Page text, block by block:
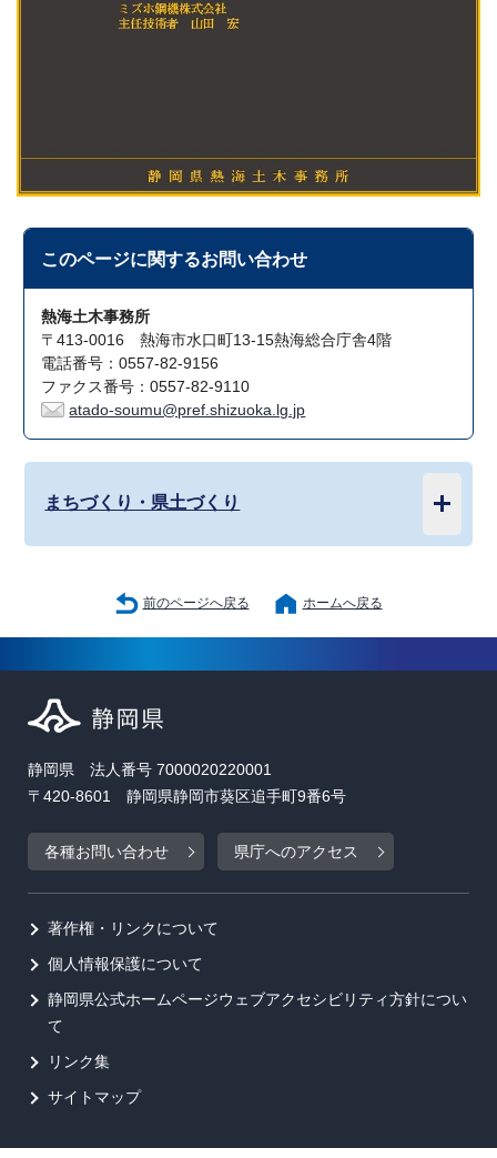
このページに関するお問い合わせ
熱海土木事務所
〒413-0016 熱海市水口町13-15熱海総合庁舎4階
電話番号：0557-82-9156
ファクス番号：0557-82-9110
atado-soumu@pref.shizuoka.lg.jp
まちづくり・県土づくり
前のページへ戻る ホームへ戻る
静岡県 法人番号 7000020220001
〒420-8601 静岡県静岡市葵区追手町9番6号
各種お問い合わせ 県庁へのアクセス
著作権・リンクについて
個人情報保護について
静岡県公式ホームページウェブアクセシビリティ方針につい
て
リンク集
サイトマップ